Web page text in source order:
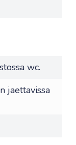
wc.
jaettavissa